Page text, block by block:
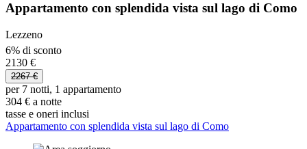
Appartamento con splendida vista sul lago di Como
Lezzeno
6% di sconto
2130 €
2267 €
per 7 notti, 1 appartamento
304 € a notte
tasse e oneri inclusi
Appartamento con splendida vista sul lago di Como